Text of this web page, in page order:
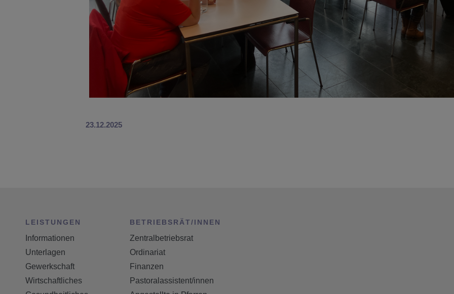
23.12.2025
LEISTUNGEN
Informationen
Unterlagen
Gewerkschaft
Wirtschaftliches
BETRIEBSRÄT/INNEN
Zentralbetriebsrat
Ordinariat
Finanzen
Pastoralassistent/innen